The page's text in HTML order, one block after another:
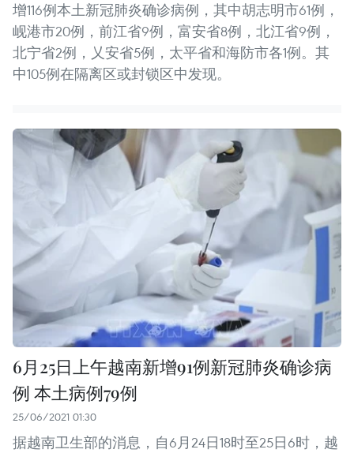
增116例本土新冠肺炎确诊病例，其中胡志明市61例，
岘港市20例，前江省9例，富安省8例，北江省9例，
北宁省2例，乂安省5例，太平省和海防市各1例。其
中105例在隔离区或封锁区中发现。
6月25日上午越南新增91例新冠肺炎确诊病
例 本土病例79例
25/06/2021 01:30
据越南卫生部的消息，自6月24日18时至25日6时，越